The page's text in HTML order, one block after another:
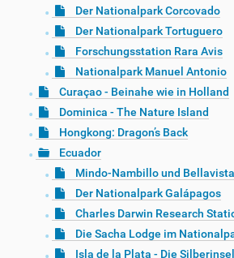
Der Nationalpark Corcovado
Der Nationalpark Tortuguero
Forschungsstation Rara Avis
Nationalpark Manuel Antonio
Curaçao - Beinahe wie in Holland
Dominica - The Nature Island
Hongkong: Dragon’s Back
Ecuador
Mindo-Nambillo und Bellavista
Der Nationalpark Galápagos
Charles Darwin Research
Die Sacha Lodge im
Isla de la Plata - Die Silberinsel